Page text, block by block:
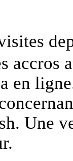
accros
en
Une